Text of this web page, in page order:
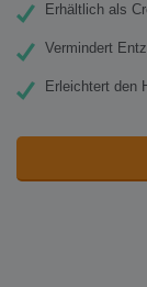
Erhältlich als
Vermindert
Erleichtert den